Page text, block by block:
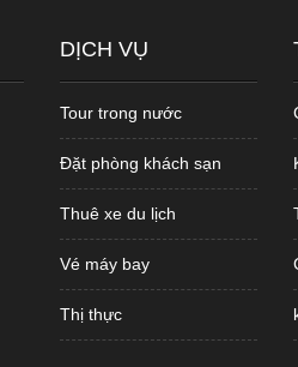
DỊCH VỤ
Tour trong nước
Đặt phòng khách sạn
Thuê xe du lịch
Vé máy bay
Thị thực